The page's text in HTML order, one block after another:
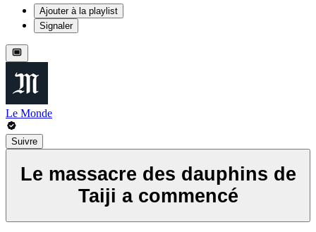
Ajouter à la playlist
Signaler
Le Monde
Suivre
Le massacre des dauphins de
Taiji a commencé